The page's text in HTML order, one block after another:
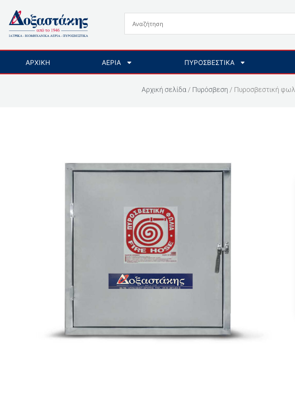
στο
περιεχόμενο
ΑΡΧΙΚΗ ΑΕΡΙΑ ΠΥΡΟΣΒΕΣΤΙΚΑ
Αρχική σελίδα / Πυρόσβεση / Πυροσβεστική